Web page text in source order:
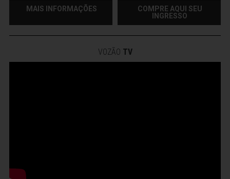
MAIS INFORMAÇÕES
COMPRE AQUI SEU
INGRESSO
VOZÃO TV